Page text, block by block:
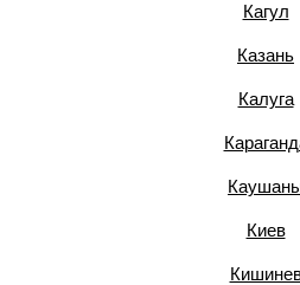
Кагул
Казань
Калуга
Киев